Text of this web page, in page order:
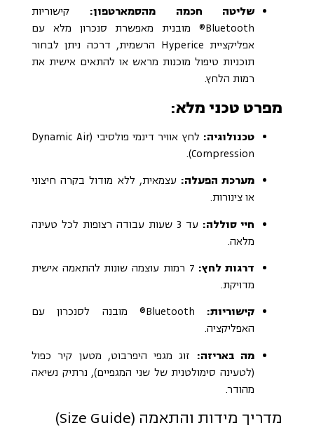
שליטה חכמה מהסמארטפון: קישוריות
Bluetooth® מובנית מאפשרת סנכרון מלא עם
אפליקציית Hyperice הרשמית, דרכה ניתן לבחור
תוכניות טיפול מוכנות מראש או להתאים אישית את
רמות הלחץ.
מפרט טכני מלא:
טכנולוגיה:
לחץ אוויר דינמי פולסיבי (Dynamic Air
Compression).
מערכת הפעלה: עצמאית, ללא מודול בקרה חיצוני
או צינורות.
חיי סוללה:
עד 3 שעות עבודה רצופות לכל טעינה
מלאה.
דרגות לחץ:
7 רמות עוצמה שונות להתאמה אישית
מדויקת.
קישוריות:
Bluetooth® מובנה לסנכרון עם
האפליקציה.
מה באריזה: זוג מגפי היפרבוט, מטען קיר כפול
(לטעינה סימולטנית של שני המגפיים), נרתיק נשיאה
מהודר.
מדריך מידות והתאמה (Size Guide)